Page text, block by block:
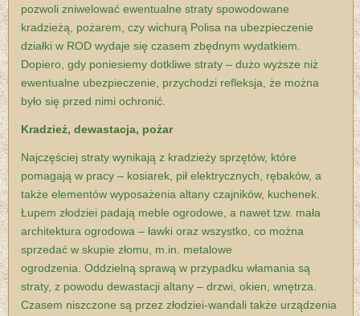
pozwoli zniwelować ewentualne straty spowodowane
kradzieżą, pożarem, czy wichurą Polisa na ubezpieczenie
działki w ROD wydaje się czasem zbędnym wydatkiem.
Dopiero, gdy poniesiemy dotkliwe straty – dużo wyższe niż
ewentualne ubezpieczenie, przychodzi refleksja, że można
było się przed nimi ochronić.
Kradzież, dewastacja, pożar
Najczęściej straty wynikają z kradzieży sprzętów, które
pomagają w pracy – kosiarek, pił elektrycznych, rębaków, a
także elementów wyposażenia altany czajników, kuchenek.
Łupem złodziei padają meble ogrodowe, a nawet tzw. mała
architektura ogrodowa – ławki oraz wszystko, co można
sprzedać w skupie złomu, m.in. metalowe
ogrodzenia.Oddzielną sprawą w przypadku włamania są
straty, z powodu dewastacji altany – drzwi, okien, wnętrza.
Czasem niszczone są przez złodziei-wandali także urządzenia